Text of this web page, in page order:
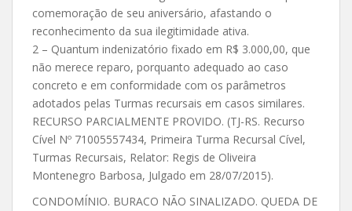
comemoração de seu aniversário, afastando o
reconhecimento da sua ilegitimidade ativa.
2 – Quantum indenizatório fixado em R$ 3.000,00, que
não merece reparo, porquanto adequado ao caso
concreto e em conformidade com os parâmetros
adotados pelas Turmas recursais em casos similares.
RECURSO PARCIALMENTE PROVIDO. (TJ-RS. Recurso
Cível Nº 71005557434, Primeira Turma Recursal Cível,
Turmas Recursais, Relator: Regis de Oliveira
Montenegro Barbosa, Julgado em 28/07/2015).
CONDOMÍNIO. BURACO NÃO SINALIZADO. QUEDA DE